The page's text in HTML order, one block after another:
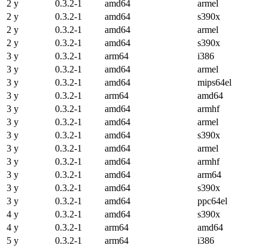
2 y
0.3.2-1 amd64
armel
2 y
0.3.2-1 amd64
s390x
2 y
0.3.2-1 amd64
armel
2 y
0.3.2-1 amd64
s390x
3 y
0.3.2-1 arm64
i386
3 y
0.3.2-1 amd64
armel
3 y
0.3.2-1 amd64
mips64el
3 y
0.3.2-1 arm64
amd64
3 y
0.3.2-1 amd64
armhf
3 y
0.3.2-1 amd64
armel
3 y
0.3.2-1 amd64
s390x
3 y
0.3.2-1 amd64
armel
3 y
0.3.2-1 amd64
armhf
3 y
0.3.2-1 amd64
arm64
3 y
0.3.2-1 amd64
s390x
3 y
0.3.2-1 amd64
ppc64el
4 y
0.3.2-1 amd64
s390x
4 y
0.3.2-1 arm64
amd64
5 y
0.3.2-1 arm64
i386